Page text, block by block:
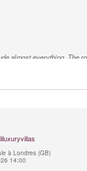
almost everything. The
an amazing and
we needed. The chef
experience and
à Londres (GB)
14:00